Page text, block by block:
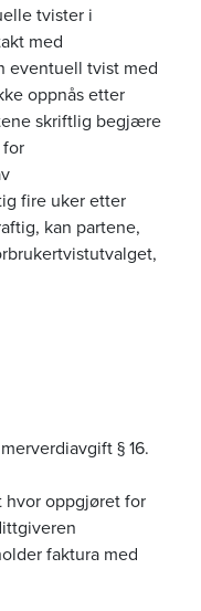
tvister i
med
eventuell tvist med
oppnås etter
skriftlig begjære
fire uker etter
kan partene,
§ 16.
hvor oppgjøret for
faktura med